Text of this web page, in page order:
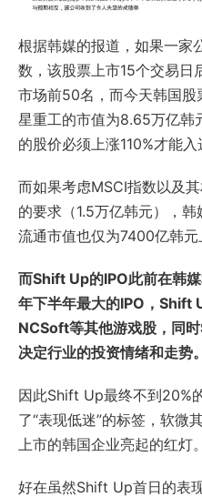
根据韩媒的报道，如果一家
数，该股票上市15个交易日
市场前50名，而今天韩国
星重工的市值为8.65万亿
的股价必须上涨110%才能入
而如果考虑MSCI指数以及
的要求（1.5万亿韩元），
流通市值也仅为7400亿韩元
而Shift Up的IPO此前在韩
年下半年最大的IPO，Shift
NCSoft等其他游戏股，同
决定行业的投资情绪和走势。
因此Shift Up最终不到20%
了“表现低迷”的标签，软微
上市的韩国企业亮起的红灯。
好在虽然Shift Up首日的表